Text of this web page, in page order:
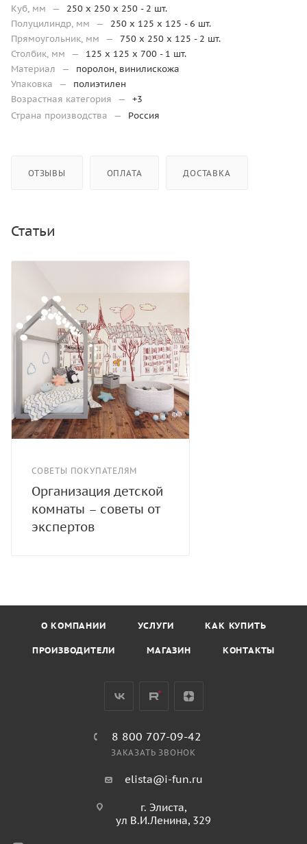
Куб, мм
—
250 x 250 x 250 - 2 шт.
Полуцилиндр, мм
—
250 x 125 x 125 - 6 шт.
Прямоугольник, мм
—
750 х 250 х 125 - 2 шт.
Столбик, мм
—
125 x 125 x 700 - 1 шт.
Материал
—
поролон, винилискожа
Упаковка
—
полиэтилен
Возрастная категория
—
+3
Страна производства
— Россия
ОТЗЫВЫ ОПЛАТА ДОСТАВКА
Статьи
СОВЕТЫ ПОКУПАТЕЛЯМ
Организация детской
комнаты – советы от
экспертов
О КОМПАНИИ УСЛУГИ КАК КУПИТЬ
ПРОИЗВОДИТЕЛИ МАГАЗИН КОНТАКТЫ
8 800 707-09-42
ЗАКАЗАТЬ ЗВОНОК
elista@i-fun.ru
г. Элиста,
ул В.И.Ленина, 329